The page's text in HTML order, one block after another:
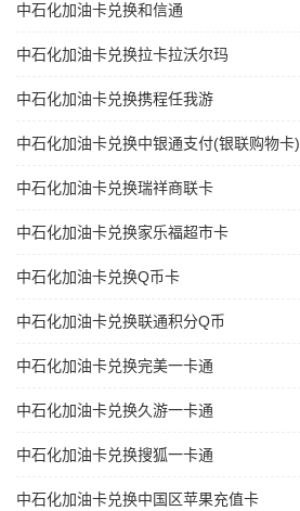
中石化加油卡兑换和信通
中石化加油卡兑换拉卡拉沃尔玛
中石化加油卡兑换携程任我游
中石化加油卡兑换中银通支付(银联购物卡)
中石化加油卡兑换瑞祥商联卡
中石化加油卡兑换家乐福超市卡
中石化加油卡兑换Q币卡
中石化加油卡兑换联通积分Q币
中石化加油卡兑换完美一卡通
中石化加油卡兑换久游一卡通
中石化加油卡兑换搜狐一卡通
中石化加油卡兑换中国区苹果充值卡